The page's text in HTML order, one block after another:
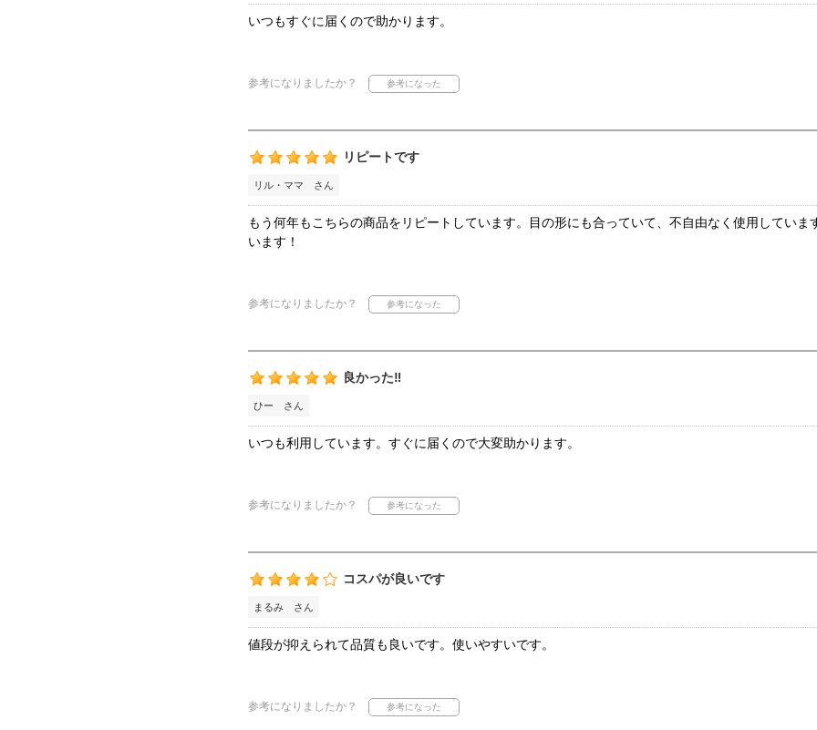
いつもすぐに届くので助かります。
参考になりましたか？
リピートです
リル・ママ さん
もう何年もこちらの商品をリピートしています。目の形にも合っていて、不自由なく使用していま
います！
参考になりましたか？
良かった‼️
ひー さん
いつも利用しています。すぐに届くので大変助かります。
参考になりましたか？
コスパが良いです
まるみ さん
値段が抑えられて品質も良いです。使いやすいです。
参考になりましたか？